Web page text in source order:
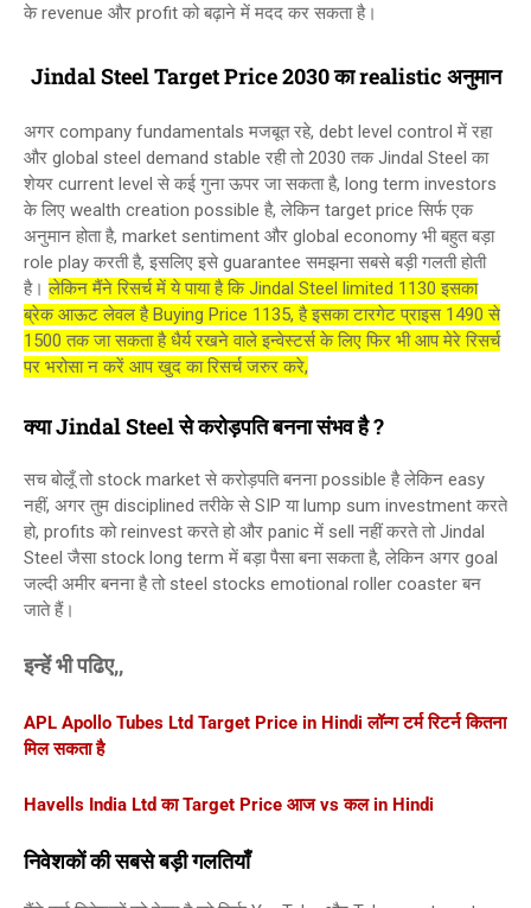
के revenue और profit को बढ़ाने में मदद कर सकता है।
Jindal Steel Target Price 2030 का realistic अनुमान
अगर company fundamentals मजबूत रहे, debt level control में रहा
और global steel demand stable रही तो 2030 तक Jindal Steel का
शेयर current level से कई गुना ऊपर जा सकता है, long term investors
के लिए wealth creation possible है, लेकिन target price सिर्फ एक
अनुमान होता है, market sentiment और global economy भी बहुत बड़ा
role play करती है, इसलिए इसे guarantee समझना सबसे बड़ी गलती होती
है। लेकिन मैंने रिसर्च में ये पाया है कि Jindal Steel limited 1130 इसका
ब्रेक आऊट लेवल है Buying Price 1135, है इसका टारगेट प्राइस 1490 से
1500 तक जा सकता है धैर्य रखने वाले इन्वेस्टर्स के लिए फिर भी आप मेरे रिसर्च
पर भरोसा न करें आप खुद का रिसर्च जरुर करे,
क्या Jindal Steel से करोड़पति बनना संभव है ?
सच बोलूँ तो stock market से करोड़पति बनना possible है लेकिन easy
नहीं, अगर तुम disciplined तरीके से SIP या lump sum investment करते
हो, profits को reinvest करते हो और panic में sell नहीं करते तो Jindal
Steel जैसा stock long term में बड़ा पैसा बना सकता है, लेकिन अगर goal
जल्दी अमीर बनना है तो steel stocks emotional roller coaster बन
जाते हैं।
इन्हें भी पढिए,,
APL Apollo Tubes Ltd Target Price in Hindi लॉन्ग टर्म रिटर्न कितना
मिल सकता है
Havells India Ltd का Target Price आज vs कल in Hindi
निवेशकों की सबसे बड़ी गलतियाँ